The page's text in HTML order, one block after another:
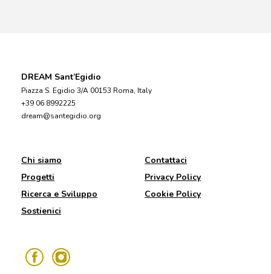
DREAM Sant’Egidio
Piazza S. Egidio 3/A 00153 Roma, Italy
+39 06 8992225
dream@santegidio.org
Chi siamo
Progetti
Ricerca e Sviluppo
Sostienici
Contattaci
Privacy Policy
Cookie Policy